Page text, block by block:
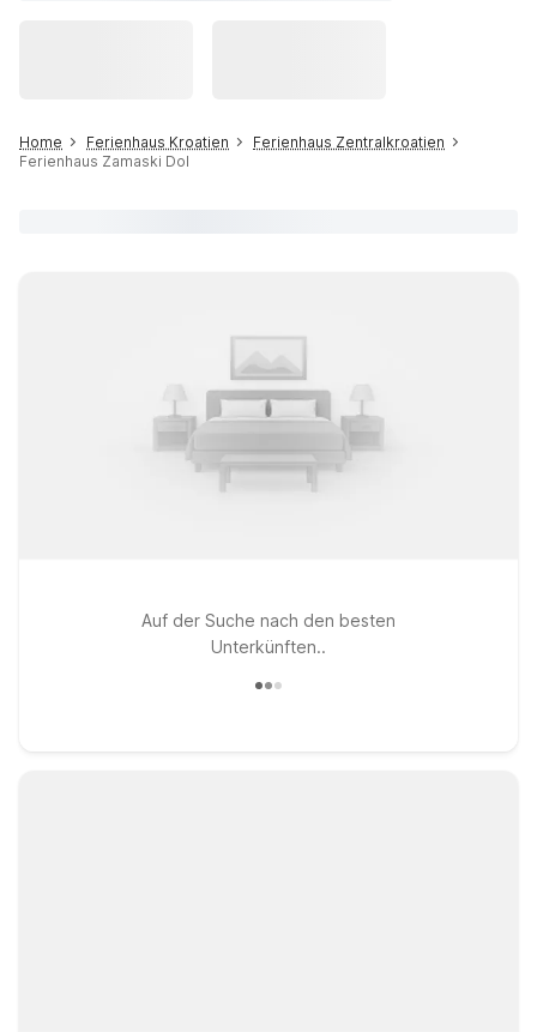
Home Ferienhaus Kroatien
Ferienhaus Zentralkroatien
Ferienhaus Zamaski Dol
Auf der Suche nach den besten
Unterkünften..